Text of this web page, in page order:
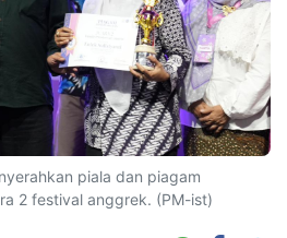
piala dan piagam
2 festival anggrek. (PM-ist)